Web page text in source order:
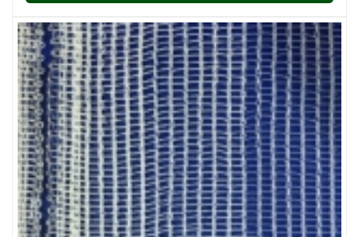
LƯỚI HÀNG RÀO HÌNH VUÔNG
LƯỚI PHƠI NÔNG SẢN